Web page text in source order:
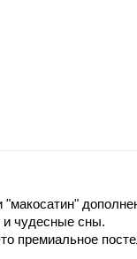
и чудесные сны.
премиальное